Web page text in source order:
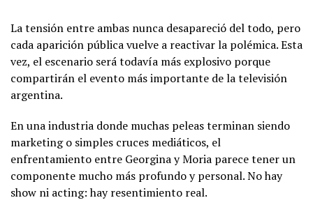
La tensión entre ambas nunca desapareció del todo, pero
cada aparición pública vuelve a reactivar la polémica. Esta
vez, el escenario será todavía más explosivo porque
compartirán el evento más importante de la televisión
argentina.
En una industria donde muchas peleas terminan siendo
marketing o simples cruces mediáticos, el
enfrentamiento entre Georgina y Moria parece tener un
componente mucho más profundo y personal. No hay
show ni acting: hay resentimiento real.